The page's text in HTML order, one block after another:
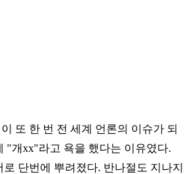
또 한 번 전 세계 언론의 이슈가 되
"개xx"라고 욕을 했다는 이유였다.
단번에 뿌려졌다. 반나절도 지나지